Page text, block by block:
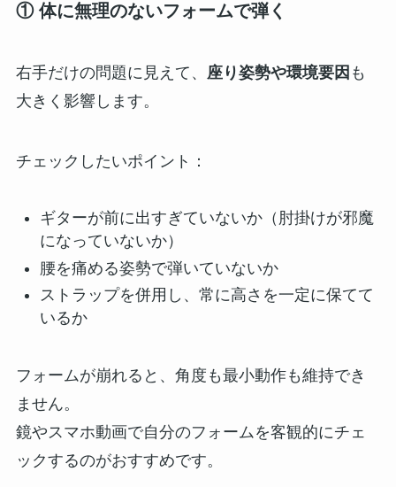
① 体に無理のないフォームで弾く
右手だけの問題に見えて、 座り姿勢や環境要因 も
大きく影響します。
チェックしたいポイント：
ギターが前に出すぎていないか（肘掛けが邪魔
になっていないか）
腰を痛める姿勢で弾いていないか
ストラップを併用し、常に高さを一定に保てて
いるか
フォームが崩れると、角度も最小動作も維持でき
ません。
鏡やスマホ動画で自分のフォームを客観的にチェ
ックするのがおすすめです。